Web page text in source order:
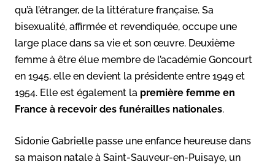
qu’à l’étranger, de la littérature française. Sa
bisexualité, affirmée et revendiquée, occupe une
large place dans sa vie et son œuvre. Deuxième
femme à être élue membre de l’académie Goncourt
en 1945, elle en devient la présidente entre 1949 et
1954. Elle est également la première femme en
France à recevoir des funérailles nationales.
Sidonie Gabrielle passe une enfance heureuse dans
sa maison natale à Saint-Sauveur-en-Puisaye, un